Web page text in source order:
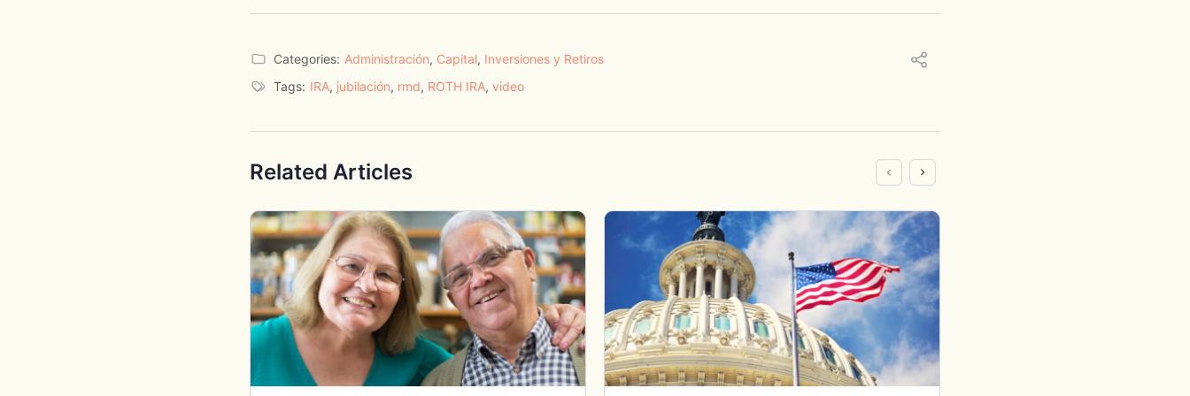
Categories: Administración, Capital, Inversiones y Retiros
Tags: IRA, jubilación, rmd, ROTH IRA, video
Related Articles